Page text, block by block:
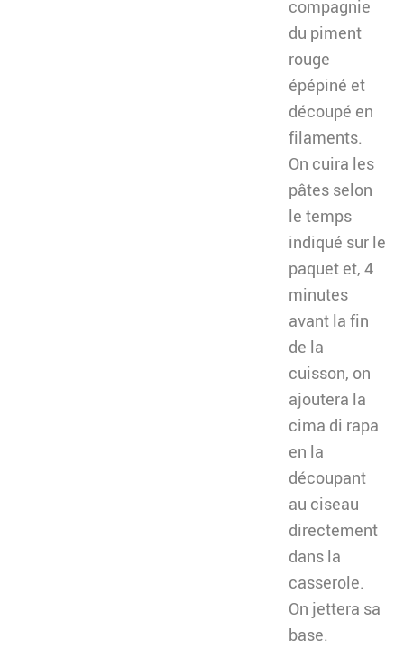
compagnie
du piment
rouge
épépiné et
découpé en
filaments.
On cuira les
pâtes selon
le temps
indiqué sur le
paquet et, 4
minutes
avant la fin
de la
cuisson, on
ajoutera la
cima di rapa
en la
découpant
au ciseau
directement
dans la
casserole.
On jettera sa
base.